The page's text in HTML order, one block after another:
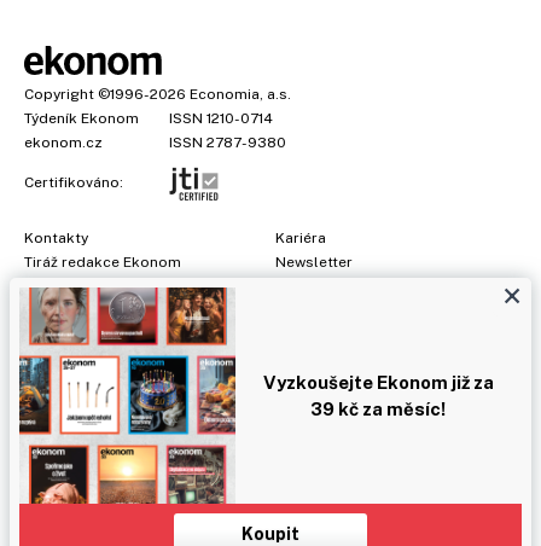
Copyright ©1996-2026 Economia, a.s.
Týdeník Ekonom
ISSN 1210-0714
ekonom.cz
ISSN 2787-9380
Certifikováno:
Kontakty
Tiráž redakce Ekonom
Předplatné
Kariéra
Newsletter
Prohlášení o cookies
Nastavení soukromí
Ochrana osobních údajů
Inzerce
, obchodní garant:Adéla Formáčková ,+420 739 500 832
Jakékoliv užití obsahu, včetně převzetí článků, je bez souhlasu
Economia, a.s. zapovězeno. Bez souhlasu Economia, a.s. je
zapovězeno též rozmnožování obsahu pro účely automatizované
analýzy textů nebo dat podle ustanovení § 39c autorského zákona.
Vyzkoušejte Ekonom již za
39 kč za měsíc!
Koupit
×